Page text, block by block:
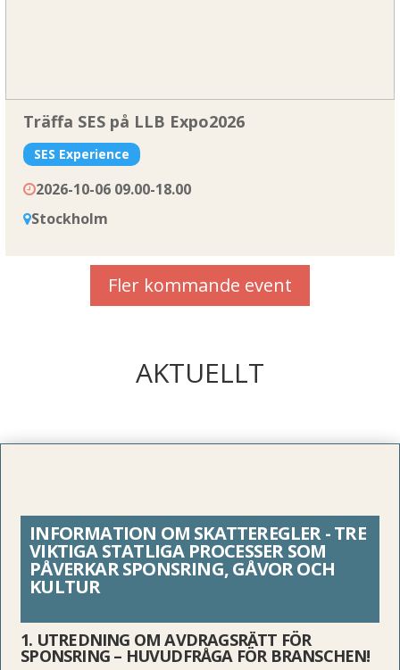
Träffa SES på LLB Expo2026
2026-10-06 09.00-18.00
SES Experience
Stockholm
Fler kommande event
AKTUELLT
INFORMATION OM SKATTEREGLER - TRE
VIKTIGA STATLIGA PROCESSER SOM
PÅVERKAR SPONSRING, GÅVOR OCH
KULTUR
1. UTREDNING OM AVDRAGSRÄTT FÖR
SPONSRING – HUVUDFRÅGA FÖR BRANSCHEN!